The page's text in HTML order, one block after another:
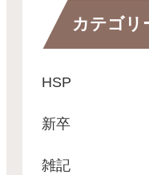
カテゴリ
HSP
新卒
雑記